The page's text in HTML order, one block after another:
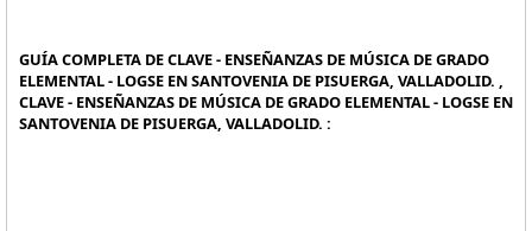
GUÍA COMPLETA DE CLAVE - ENSEÑANZAS DE MÚSICA DE GRADO
ELEMENTAL - LOGSE EN SANTOVENIA DE PISUERGA, VALLADOLID. ,
CLAVE - ENSEÑANZAS DE MÚSICA DE GRADO ELEMENTAL - LOGSE EN
SANTOVENIA DE PISUERGA, VALLADOLID. :